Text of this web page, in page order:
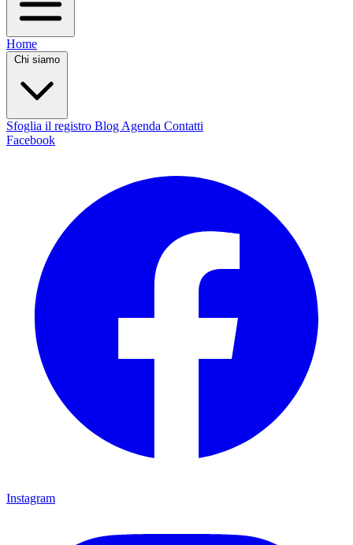
Home
Chi siamo
Sfoglia il registro Blog Agenda Contatti
Facebook
Instagram